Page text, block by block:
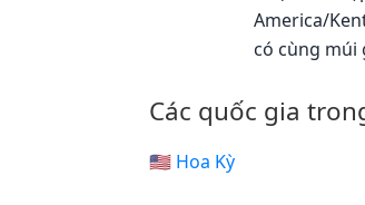
America/
có cùng múi
Các quốc gia
🇺🇸 Hoa Kỳ